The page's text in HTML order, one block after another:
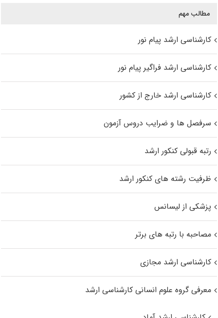
مطالب مهم
کارشناسی ارشد پیام نور
کارشناسی ارشد فراگیر پیام نور
کارشناسی ارشد خارج از کشور
سرفصل ها و ضرایب دروس آزمون
رتبه قبولی کنکور ارشد
ظرفیت رشته های کنکور ارشد
پزشکی از لیسانس
مصاحبه با رتبه های برتر
کارشناسی ارشد مجازی
معرفی گروه علوم انسانی کارشناسی ارشد